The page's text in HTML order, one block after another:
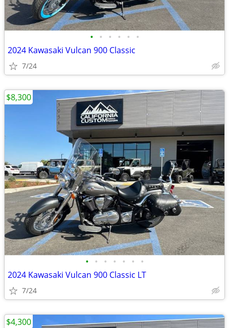
• • • • • •
2024 Kawasaki Vulcan 900 Classic
7/24
• • • • • • •
2024 Kawasaki Vulcan 900 Classic LT
7/24
$8,300
$4,300